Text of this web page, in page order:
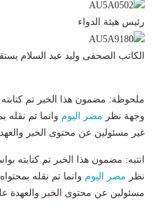
رئيس هيئة الدواء
الكاتب الصحفى وليد عبد السلام
ملحوظة: مضمون هذا الخبر تم
وجهة نظر مصر اليوم وانما تم نقله
غير مسئولين عن محتوى الخبر
انتبه: مضمون هذا الخبر تم كتابته
نظر مصر اليوم وانما تم نقله
مسئولين عن محتوى الخبر والعهدة